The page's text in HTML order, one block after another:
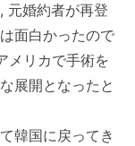
元婚約者が再登
面白かったので
メリカで手術を
展開となったと
韓国に戻ってき